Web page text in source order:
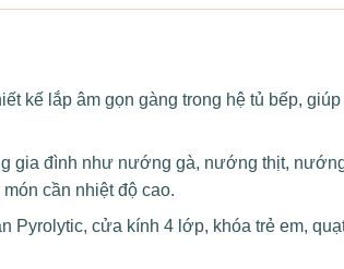
kế lắp âm gọn gàng trong hệ tủ bếp,
gia đình như nướng gà, nướng thịt,
cần nhiệt độ cao.
cửa kính 4 lớp, khóa trẻ em,